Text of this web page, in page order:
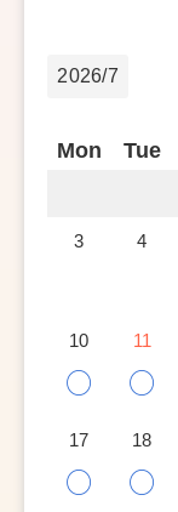
2026/7
Mon Tue
3 4
10
○
11
○
17
○
18
○